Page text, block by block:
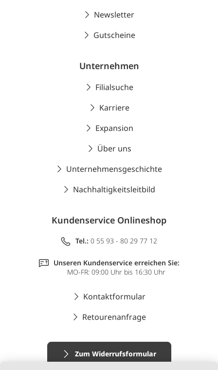
Newsletter
Gutscheine
Unternehmen
Filialsuche
Karriere
Expansion
Über uns
Unternehmensgeschichte
Nachhaltigkeitsleitbild
Kundenservice Onlineshop
Tel.: 0 55 93 - 80 29 77 12
Unseren Kundenservice erreichen Sie:
MO-FR: 09:00 Uhr bis 16:30 Uhr
Kontaktformular
Retourenanfrage
Zum Widerrufsformular